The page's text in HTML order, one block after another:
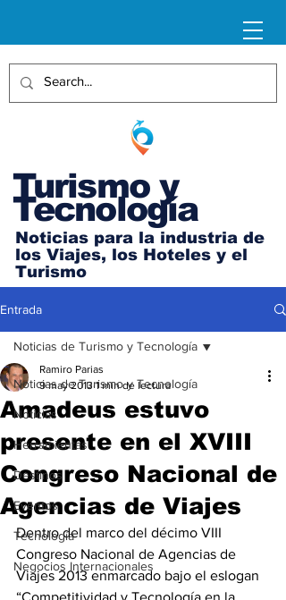
Turismo y
Tecnología
Noticias para la industria de
los Viajes, los Hoteles y el
Turismo
Entrada
Noticias de Turismo y Tecnología
Noticias
Herramientas
Destinos
Eventos
Tecnología
Negocios Internacionales
Noticias de Turismo y Tecnología
Amadeus estuvo
presente en el XVIII
Congreso Nacional de
Agencias de Viajes
Ramiro Parias
9 may 2013 1 min de lectura
Dentro del marco del décimo VIII
Congreso Nacional de Agencias de
Viajes 2013 enmarcado bajo el eslogan
“Competitividad y Tecnología en la